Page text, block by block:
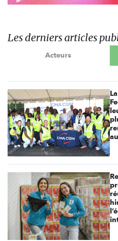
Les derniers articles
Acteurs